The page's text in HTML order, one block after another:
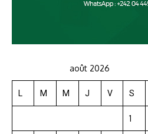
août 2026
L M M J V S
1